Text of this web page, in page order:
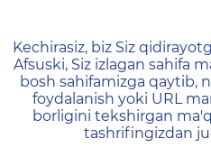
404 —
Kechirasiz, biz Siz
Afsuski, Siz izlagan sahifa
bosh sahifamizga qaytib,
foydalanish yoki URL
borligini tekshirgan
tashrifingizdan